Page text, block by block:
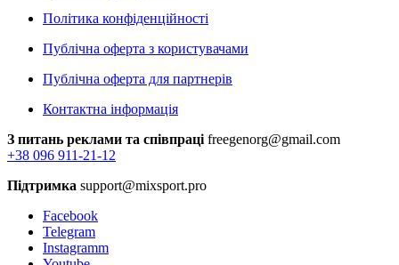
Політика конфіденційності
Публічна оферта з користувачами
Публічна оферта для партнерів
Контактна інформація
З питань реклами та співпраці freegenorg@gmail.com
+38 096 911-21-12
Підтримка support@mixsport.pro
Facebook
Telegram
Instagramm